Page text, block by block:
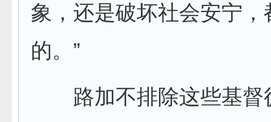
象，还是破坏社会安宁，
的。”
路加不排除这些基督